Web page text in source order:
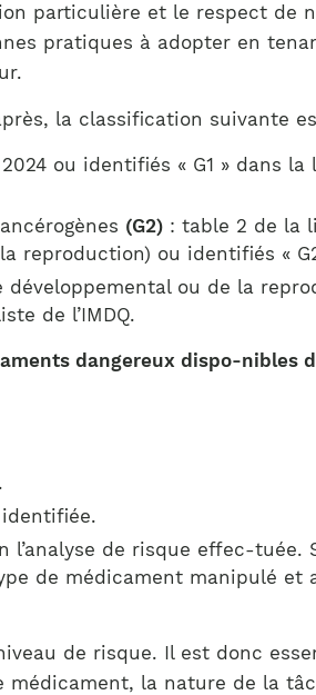
particulière et le respect de
pratiques à adopter en
la classification suivante
ou identifiés « G1 » dans
(G2) : table 2 de la
ou identifiés «
ou de la
de l’IMDQ.
dangereux dispo-nibles
de risque effec-
de médicament manipulé et
de risque. Il est donc
médicament, la nature de la